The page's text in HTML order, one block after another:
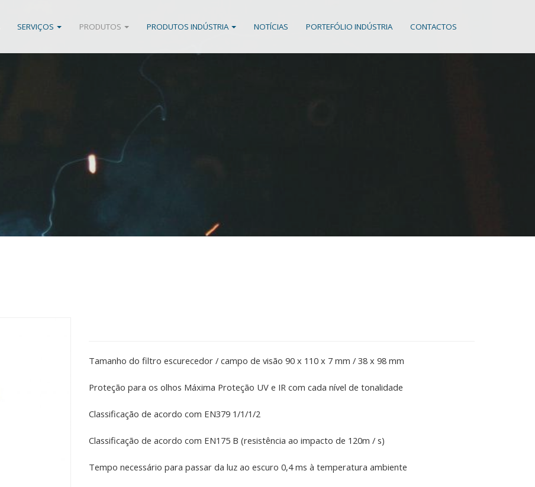
SERVIÇOS PRODUTOS PRODUTOS INDÚSTRIA NOTÍCIAS PORTEFÓLIO INDÚSTRIA CONTACTOS
Tamanho do filtro escurecedor / campo de visão 90 x 110 x 7 mm / 38 x 98 mm
Proteção para os olhos Máxima Proteção UV e IR com cada nível de tonalidade
Classificação de acordo com EN379 1/1/1/2
Classificação de acordo com EN175 B (resistência ao impacto de 120m / s)
Tempo necessário para passar da luz ao escuro 0,4 ms à temperatura ambiente